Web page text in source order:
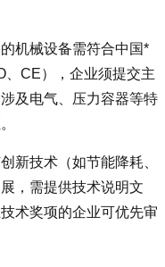
机械设备需符合中国*
、CE），企业须提交主
及电气、压力容器等特
新技术（如节能降耗、
，需提供技术说明文
术奖项的企业可优先审